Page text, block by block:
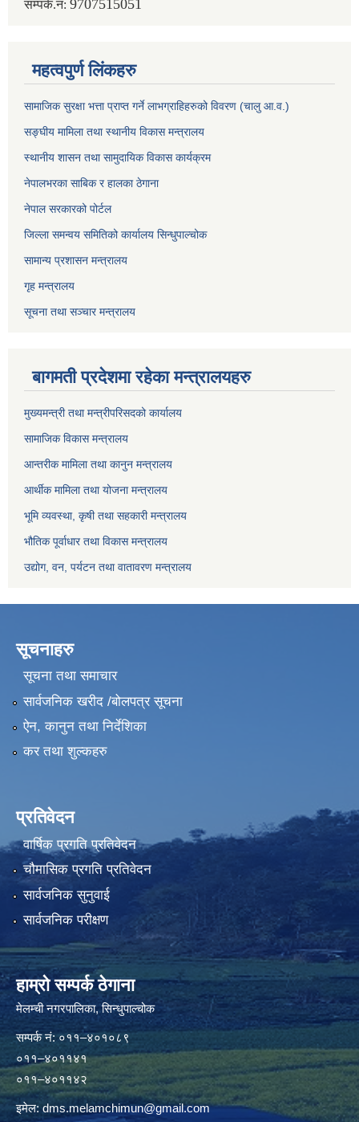
सम्पर्क.नं: 9707515051
महत्वपुर्ण लिंकहरु
सामाजिक सुरक्षा भत्ता प्राप्त गर्ने लाभग्राहिहरुको विवरण (चालु आ.व.)
सङ्घीय मामिला तथा स्थानीय विकास मन्त्रालय
स्थानीय शासन तथा सामुदायिक विकास कार्यक्रम
नेपालभरका साबिक र हालका ठेगाना
नेपाल सरकारको पोर्टल
जिल्ला समन्वय समितिको कार्यालय सिन्धुपाल्चोक
सामान्य प्रशासन मन्त्रालय
गृह मन्त्रालय
सूचना तथा सञ्चार मन्त्रालय
बागमती प्रदेशमा रहेका मन्त्रालयहरु
मुख्यमन्त्री तथा मन्त्रीपरिसदको कार्यालय
सामाजिक विकास मन्त्रालय
आन्तरीक मामिला तथा कानुन मन्त्रालय
आर्थीक मामिला तथा योजना मन्त्रालय
भूमि व्यवस्था, कृषी तथा सहकारी मन्त्रालय
भौतिक पूर्वाधार तथा विकास मन्त्रालय
उद्योग, वन, पर्यटन तथा वातावरण मन्त्रालय
सूचनाहरु
सूचना तथा समाचार
सार्वजनिक खरीद /बोलपत्र सूचना
ऐन, कानुन तथा निर्देशिका
कर तथा शुल्कहरु
प्रतिवेदन
वार्षिक प्रगति प्रतिवेदन
चौमासिक प्रगति प्रतिवेदन
सार्वजनिक सुनुवाई
सार्वजनिक परीक्षण
हाम्रो सम्पर्क ठेगाना
मेलम्ची नगरपालिका‍, सिन्धुपाल्चोक
सम्पर्क न‌ं: ०११–४०१०८९
०११–४०११४१
०११–४०११४२
इमेल:dms.melamchimun@gmail.com